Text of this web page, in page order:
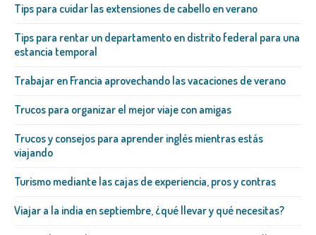
Tips para cuidar las extensiones de cabello en verano
Tips para rentar un departamento en distrito federal para una
estancia temporal
Trabajar en Francia aprovechando las vacaciones de verano
Trucos para organizar el mejor viaje con amigas
Trucos y consejos para aprender inglés mientras estás
viajando
Turismo mediante las cajas de experiencia, pros y contras
Viajar a la india en septiembre, ¿qué llevar y qué necesitas?